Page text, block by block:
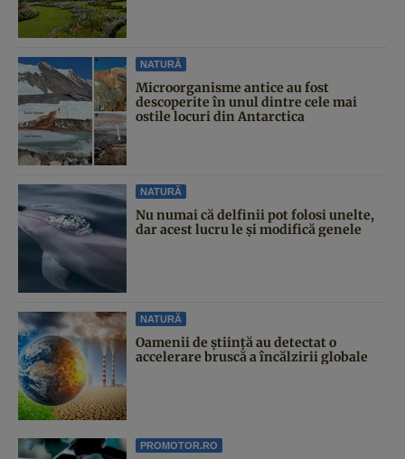
NATURĂ
Microorganisme antice au fost
descoperite în unul dintre cele mai
ostile locuri din Antarctica
NATURĂ
Nu numai că delfinii pot folosi unelte,
dar acest lucru le și modifică genele
NATURĂ
Oamenii de știință au detectat o
accelerare bruscă a încălzirii globale
PROMOTOR.RO